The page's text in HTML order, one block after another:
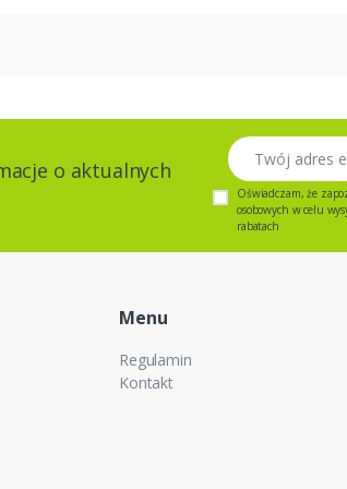
o aktualnych
Twój adres email
Oświadczam, że
osobowych w celu
rabatach
Menu
Regulamin
Kontakt